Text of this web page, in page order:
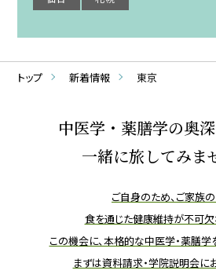
トップ 新着情報 東京
中医学・薬膳学の奥深
一緒に旅してみま
ご自身のため、ご家族の
食を通じた健康維持が不可欠
この機会に、本格的な中医学・薬膳学
まずは資料請求・学院説明会に